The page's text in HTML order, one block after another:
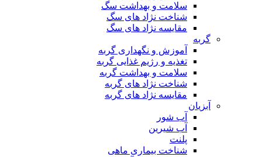
سلامت و بهداشت سگ
شناخت نژاد های سگ
مقایسه نژاد های سگ
گربه
آموزش و نگهداری گربه
تغذیه و رژیم غذایی گربه
سلامت و بهداشت گربه
شناخت نژاد های گربه
مقایسه نژاد های گربه
آبزیان
آب شور
آب شیرین
پلنت
شناخت بیماری ماهی